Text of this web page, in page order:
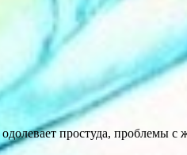
простуда, проблемы